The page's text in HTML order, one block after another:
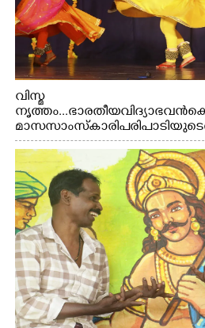
വിസ്മ
നൃത്തം...ഭാരതീയ വിദ്യാഭവൻ
മാസ സാംസ്കാരി പരിപാടിയുടെ
റോഡിലെ ഭാരതീയ വിദ്യാഭവൻ
സഭാഗൃഹത്തിൽ പ്രശസ്ത കഥക്
അക്ഷത അവതരിപ്പിച്ച ലയ നമൻ